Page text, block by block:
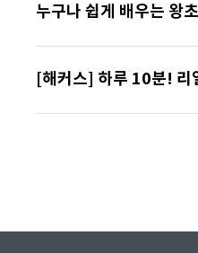
누구나 쉽게 배우는 왕
[해커스] 하루 10분! 리